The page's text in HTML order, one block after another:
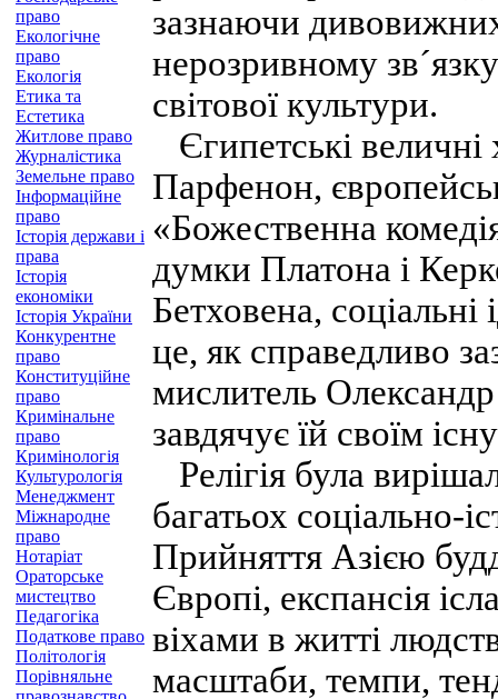
право
Екологічне
право
Екологія
Етика та
Естетика
Житлове право
Журналістика
Земельне право
Інформаційне
право
Історія держави і
права
Історія
економіки
Історія України
Конкурентне
право
Конституційне
право
Кримінальне
право
Кримінологія
Культурологія
Менеджмент
Міжнародне
право
Нотаріат
Ораторське
мистецтво
Педагогіка
Податкове право
Політологія
Порівняльне
зазнаючи
нерозривному
світової культури.
Єгипетські величні
Парфенон,
«Божественна
думки Платона і
Бетховена,
це, як справедливо
мислитель Олександр
завдячує їй своїм
Релігія була
багатьох соціально-
Прийняття Азією
Європі, експансія
віхами в житті
масштаби, темпи,